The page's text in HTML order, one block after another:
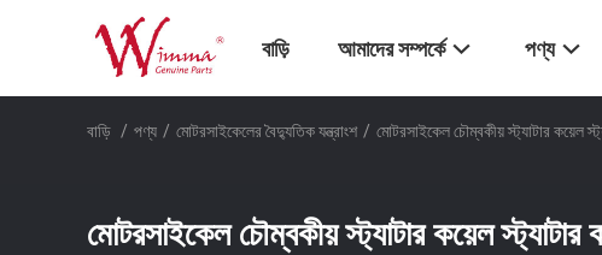
বাড়ি আমাদের সম্পর্কে পণ্য
বাড়ি / পণ্য / মোটরসাইকেলের বৈদ্যুতিক যন্ত্রাংশ / মোটরসাইকেল চৌম্বকীয় স্ট্যাটার কয়েল
মোটরসাইকেল চৌম্বকীয় স্ট্যাটার কয়েল স্ট্যাটার